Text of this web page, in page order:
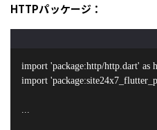
HTTPパッケージ：
import 'package:http/http.dart' as
import